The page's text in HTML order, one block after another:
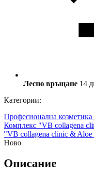
Лесно връщане 14
Категории:
Професионална
Комплекс "VB collagena
"VB collagena clinic & Aloe
Ново
Описание